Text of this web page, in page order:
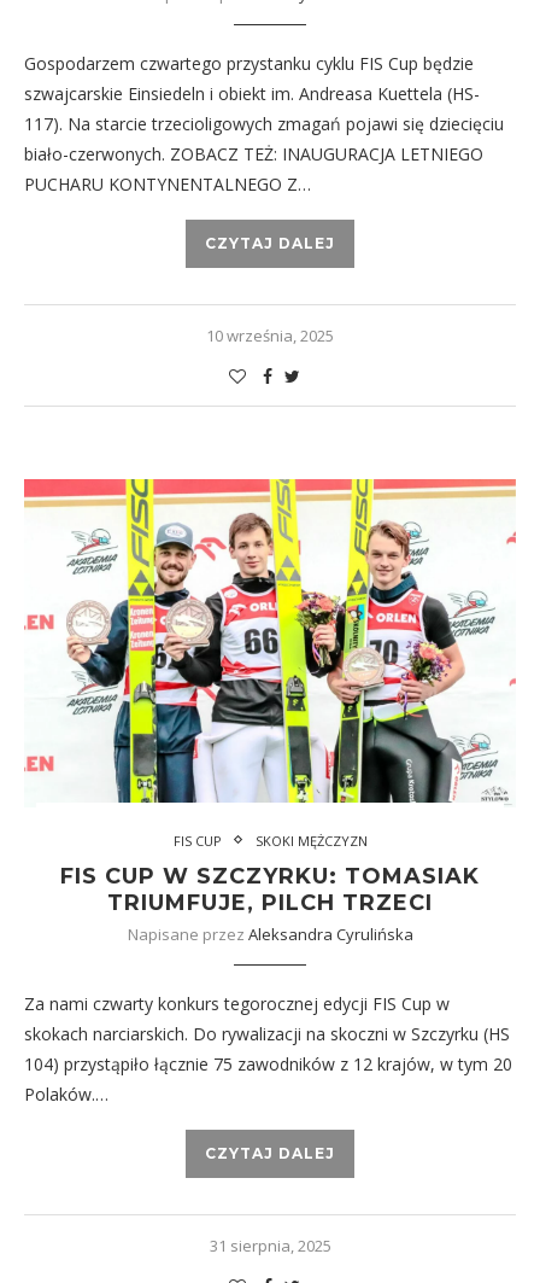
Gospodarzem czwartego przystanku cyklu FIS Cup będzie
szwajcarskie Einsiedeln i obiekt im. Andreasa Kuettela (HS-
117). Na starcie trzecioligowych zmagań pojawi się dziecięciu
biało-czerwonych. ZOBACZ TEŻ: INAUGURACJA LETNIEGO
PUCHARU KONTYNENTALNEGO Z…
CZYTAJ DALEJ
10 września, 2025
FIS CUP SKOKI MĘŻCZYZN
FIS CUP W SZCZYRKU: TOMASIAK
TRIUMFUJE, PILCH TRZECI
Napisane przez Aleksandra Cyrulińska
Za nami czwarty konkurs tegorocznej edycji FIS Cup w
skokach narciarskich. Do rywalizacji na skoczni w Szczyrku (HS
104) przystąpiło łącznie 75 zawodników z 12 krajów, w tym 20
Polaków.…
CZYTAJ DALEJ
31 sierpnia, 2025